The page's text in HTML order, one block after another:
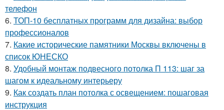
телефон
6. ТОП-10 бесплатных программ для дизайна: выбор
профессионалов
7. Какие исторические памятники Москвы включены в
список ЮНЕСКО
8. Удобный монтаж подвесного потолка П 113: шаг за
шагом к идеальному интерьеру
9. Как создать план потолка с освещением: пошаговая
инструкция